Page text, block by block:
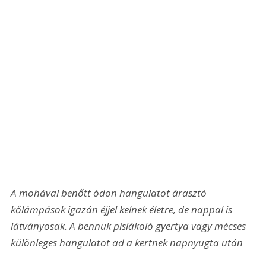
A mohával benőtt ódon hangulatot árasztó
kőlámpások igazán éjjel kelnek életre, de nappal is
látványosak. A bennük pislákoló gyertya vagy mécses
különleges hangulatot ad a kertnek napnyugta után